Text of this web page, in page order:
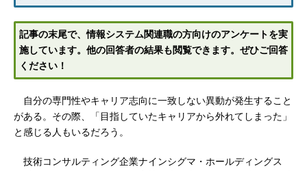
記事の末尾で、情報システム関連職の方向けのアンケートを実
施しています。他の回答者の結果も閲覧できます。ぜひご回答
ください！
自分の専門性やキャリア志向に一致しない異動が発生すること
がある。その際、「目指していたキャリアから外れてしまった」
と感じる人もいるだろう。
技術コンサルティング企業ナインシグマ・ホールディングス